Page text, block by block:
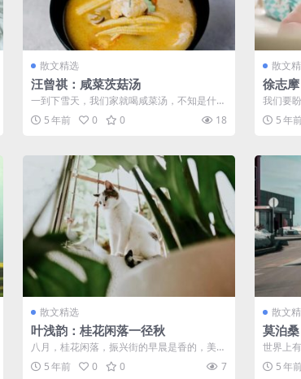
散文精选
汪曾祺：咸菜茨菇汤
一到下雪天，我们家就喝咸菜汤，不知是什么
道理。是因为雪天买不到青菜？那也不见
得。...5 年前 0 0 18
散文
徐志
我们要
一个馨
她...5 年
散文精选
叶浅韵：桂花闲落一径秋
八月，桂花闲落，振兴街的早晨是香的，美奂
山的夜晚是香的。香径上，婆娑的人影在信
步...5 年前 0 0 7
散文
莫泊
世界上
么事情
里...5 年